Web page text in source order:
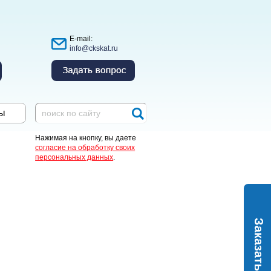
Заказать
E-mail:
info@ckskat.ru
Нажимая на кнопку, вы даете
согласие на обработку своих
персональных данных.